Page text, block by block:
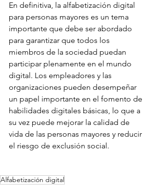
En definitiva, la alfabetización digital
para personas mayores es un tema
importante que debe ser abordado
para garantizar que todos los
miembros de la sociedad puedan
participar plenamente en el mundo
digital. Los empleadores y las
organizaciones pueden desempeñar
un papel importante en el fomento de
habilidades digitales básicas, lo que a
su vez puede mejorar la calidad de
vida de las personas mayores y reducir
el riesgo de exclusión social.
Alfabetización digital